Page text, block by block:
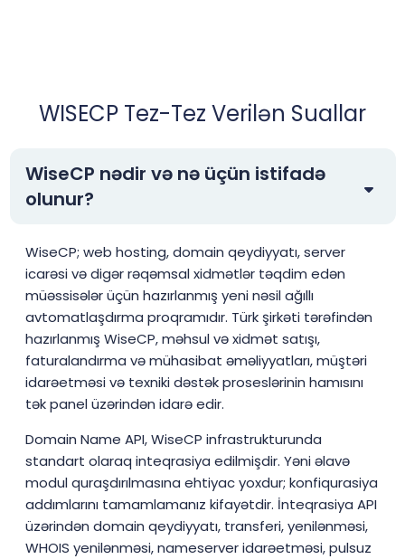
WISECP Tez-Tez Verilən Suallar
WiseCP nədir və nə üçün istifadə
olunur?
WiseCP; web hosting, domain qeydiyyatı, server
icarəsi və digər rəqəmsal xidmətlər təqdim edən
müəssisələr üçün hazırlanmış yeni nəsil ağıllı
avtomatlaşdırma proqramıdır. Türk şirkəti tərəfindən
hazırlanmış WiseCP, məhsul və xidmət satışı,
faturalandırma və mühasibat əməliyyatları, müştəri
idarəetməsi və texniki dəstək proseslərinin hamısını
tək panel üzərindən idarə edir.
Domain Name API, WiseCP infrastrukturunda
standart olaraq inteqrasiya edilmişdir. Yəni əlavə
modul quraşdırılmasına ehtiyac yoxdur; konfiqurasiya
addımlarını tamamlamanız kifayətdir. İnteqrasiya API
üzərindən domain qeydiyyatı, transferi, yenilənməsi,
WHOIS yenilənməsi, nameserver idarəetməsi, pulsuz